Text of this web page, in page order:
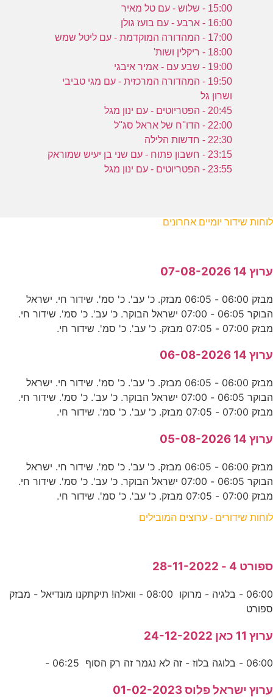
15:00 - שלוש - עם טל מאיר
16:00 - ארבע - עם בועז גולן
17:00 - המהדורה המוקדמת - עם ליטל שמש
18:00 - ריקלין ושות'
19:00 - שבע עם - אמיר איבגי
19:50 - המהדורה המרכזית - עם מגי טביבי
ושרון גל
20:45 - הפטריוטים - עם ינון מגל
22:00 - הדו''ח של אראל סג''ל
22:30 - חדשות הלילה
23:15 - חשבון פתוח - עם שני בן יעיש שמוראק
23:55 - הפטריוטים - עם ינון מגל
לוחות שידור יומיים אחרונים
ערוץ 14 07-08-2026
מבזק 06:00 - 06:05 מבזק. כ' עב'. כ' סמ'. שידור חי. ישראל
הבוקר 06:05 - 07:00 ישראל הבוקר. כ' עב'. כ' סמ'. שידור חי.
מבזק 07:00 - 07:05 מבזק. כ' עב'. כ' סמ'. שידור חי.
ערוץ 14 06-08-2026
מבזק 06:00 - 06:05 מבזק. כ' עב'. כ' סמ'. שידור חי. ישראל
הבוקר 06:05 - 07:00 ישראל הבוקר. כ' עב'. כ' סמ'. שידור חי.
מבזק 07:00 - 07:05 מבזק. כ' עב'. כ' סמ'. שידור חי.
ערוץ 14 05-08-2026
מבזק 06:00 - 06:05 מבזק. כ' עב'. כ' סמ'. שידור חי. ישראל
הבוקר 06:05 - 07:00 ישראל הבוקר. כ' עב'. כ' סמ'. שידור חי.
מבזק 07:00 - 07:05 מבזק. כ' עב'. כ' סמ'. שידור חי.
לוחות שידורים - ערוצים המובילים
ספורט 4 - 28-11-2022
06:00 - בלגיה - מרוקו 08:00 - וואלה! תיקתקנו מונדיאל - מבזק
ספורט
ערוץ 11 כאן 24-12-2022
06:00 - בלוגה בלוז - זה לא נגמר זה רק הסוף 06:25 -
ערוץ ישראל פלוס 01-02-2023